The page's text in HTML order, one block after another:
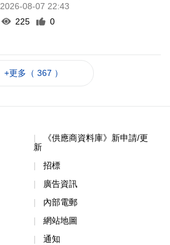
2026-08-07 22:43
225
0
+更多（ 367 ）
《供應商資料庫》新申請/更
新
招標
廣告資訊
內部電郵
網站地圖
通知